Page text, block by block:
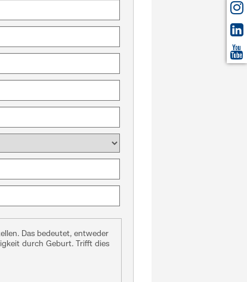
Das bedeutet, entweder
durch Geburt. Trifft dies